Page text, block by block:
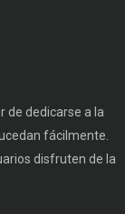
de dedicarse a la
fácilmente.
disfruten de la